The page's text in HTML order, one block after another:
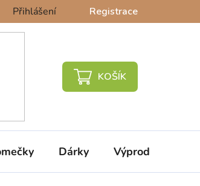
Přihlášení Registrace
NÁKUPNÍ
Dárky Výprodej %